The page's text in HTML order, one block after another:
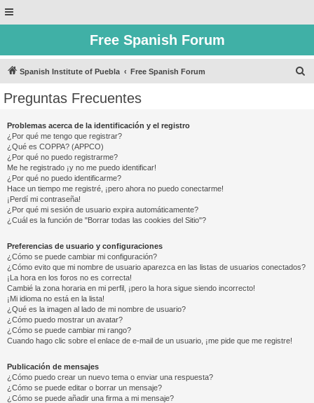
Free Spanish Forum
Spanish Institute of Puebla Free Spanish Forum
Preguntas Frecuentes
Problemas acerca de la identificación y el registro
¿Por qué me tengo que registrar?
¿Qué es COPPA? (APPCO)
¿Por qué no puedo registrarme?
Me he registrado ¡y no me puedo identificar!
¿Por qué no puedo identificarme?
Hace un tiempo me registré, ¡pero ahora no puedo conectarme!
¡Perdí mi contraseña!
¿Por qué mi sesión de usuario expira automáticamente?
¿Cuál es la función de "Borrar todas las cookies del Sitio"?
Preferencias de usuario y configuraciones
¿Cómo se puede cambiar mi configuración?
¿Cómo evito que mi nombre de usuario aparezca en las listas de usuarios conectados?
¡La hora en los foros no es correcta!
Cambié la zona horaria en mi perfil, ¡pero la hora sigue siendo incorrecto!
¡Mi idioma no está en la lista!
¿Qué es la imagen al lado de mi nombre de usuario?
¿Cómo puedo mostrar un avatar?
¿Cómo se puede cambiar mi rango?
Cuando hago clic sobre el enlace de e-mail de un usuario, ¡me pide que me registre!
Publicación de mensajes
¿Cómo puedo crear un nuevo tema o enviar una respuesta?
¿Cómo se puede editar o borrar un mensaje?
¿Cómo se puede añadir una firma a mi mensaje?